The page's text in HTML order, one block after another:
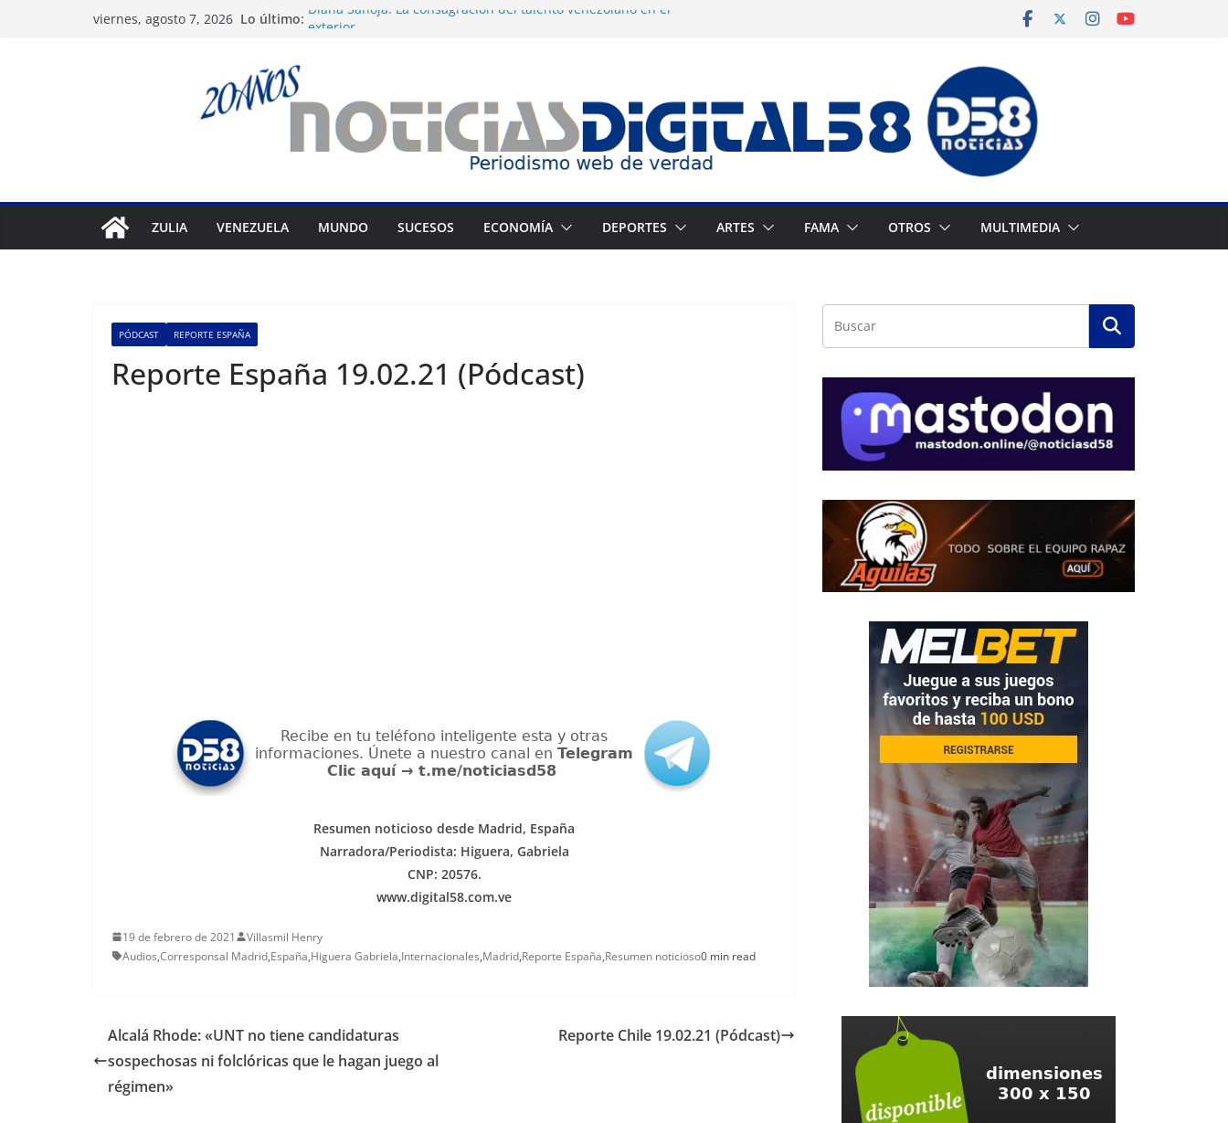
viernes, agosto 7, 2026 Lo último: Diana Sanoja: La consagración del talento venezolano en el
varios municipios
Nueva tienda de dermocosmética Vida Gloss abre en
Maracaibo
Liga FutVe: Rayo Zuliano busca redimirse en su feudo
ZULIA VENEZUELA MUNDO SUCESOS ECONOMÍA DEPORTES ARTES FAMA OTROS MULTIMEDIA
PÓDCAST REPORTE ESPAÑA
Reporte España 19.02.21 (Pódcast)
Resumen noticioso desde Madrid, España
Narradora/Periodista: Higuera, Gabriela
CNP: 20576.
www.digital58.com.ve
19 de febrero de 2021
Villasmil Henry
Audios,Corresponsal Madrid,España,Higuera Gabriela,Internacionales,Madrid,Reporte España,Resumen noticioso0 min read
Alcalá Rhode: «UNT no tiene candidaturas
sospechosas ni folclóricas que le hagan juego al
régimen»
Reporte Chile 19.02.21 (Pódcast)